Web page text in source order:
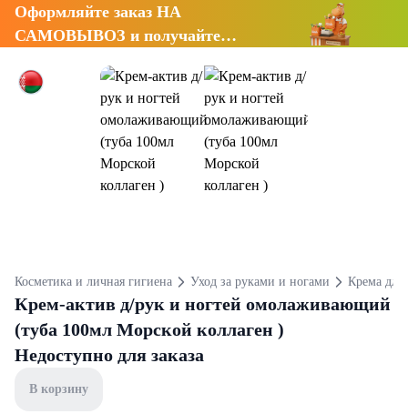
Оформляйте заказ НА
САМОВЫВОЗ и получайте
Косметика и личная гигиена Уход за руками и ногами Крема для
Крем-актив д/рук и ногтей омолаживающий
(туба 100мл Морской коллаген )
Недоступно для заказа
В корзину